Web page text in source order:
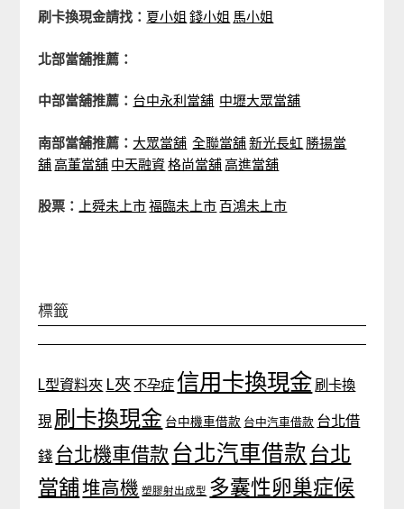
刷卡換現金請找： 夏小姐 錢小姐 馬小姐
北部當舖推薦：
中部當舖推薦： 台中永利當舖 中壢大眾當舖
南部當舖推薦： 大眾當舖 全聯當舖新光長虹 勝揚當
舖高董當舖 中天融資格尚當舖高進當舖
股票： 上舜未上市福臨未上市 百鴻未上市
標籤
L型資料夾 L夾 不孕症 信用卡換現金 刷卡換
現 刷卡換現金 台中機車借款 台中汽車借款 台北借
錢 台北機車借款 台北汽車借款 台北
當舖堆高機 塑膠射出成型 多囊性卵巢症候